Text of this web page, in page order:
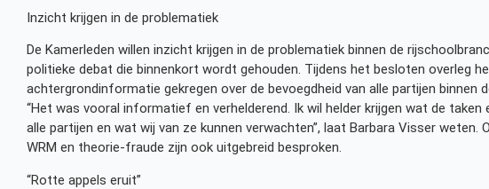
Inzicht krijgen in de problematiek
De Kamerleden willen inzicht krijgen in de problematiek binnen de
politieke debat die binnenkort wordt gehouden. Tijdens het besloten overleg
achtergrondinformatie gekregen over de bevoegdheid van alle partijen binnen
“Het was vooral informatief en verhelderend. Ik wil helder krijgen wat de taken
alle partijen en wat wij van ze kunnen verwachten”, laat Barbara Visser weten.
WRM en theorie-fraude zijn ook uitgebreid besproken.
“Rotte appels eruit”